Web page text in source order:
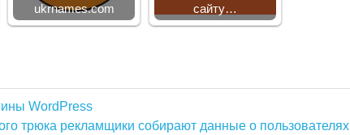
ukrnames.com
сайту…
WordPress
трюка рекламщики собирают данные о пользователях